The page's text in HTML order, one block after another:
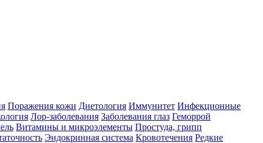
Поражения кожи Диетология Иммунитет Инфекционные
Лор-заболевания Заболевания глаз Геморрой
Витамины и микроэлементы Простуда, грипп
Эндокринная система Кровотечения Редкие